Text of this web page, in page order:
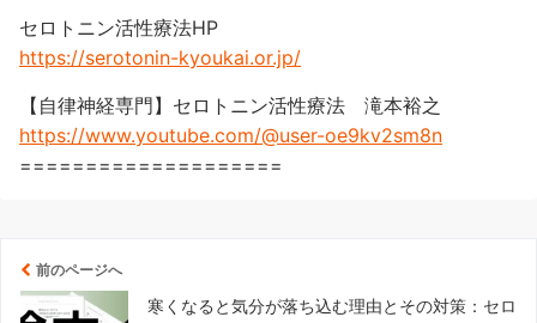
セロトニン活性療法HP
https://serotonin-kyoukai.or.jp/
【自律神経専門】セロトニン活性療法 滝本裕之
https://www.youtube.com/@user-oe9kv2sm8n
====================
前のページへ
寒くなると気分が落ち込む理由とその対策：セロ